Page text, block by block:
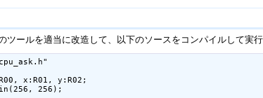
ツールを適当に改造して、以下のソースをコンパイルして実
x:R01, y:R02;
256);